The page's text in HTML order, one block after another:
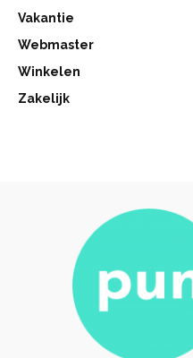
Vakantie
Webmaster
Winkelen
Zakelijk